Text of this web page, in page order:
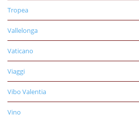
Tropea
Vallelonga
Vaticano
Viaggi
Vibo Valentia
Vino